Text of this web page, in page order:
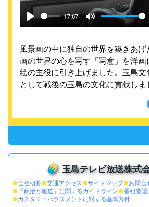
Play
17:07
Mute
風景画の中に独自の世界を築きあ
画の世界の心を写す「写意」を洋画
絵の主役に引き上げました。玉島
として戦後の玉島の文化に貢献しま
玉島テレビ放送株式
●会社概要●交通アクセス●サイトマップ●お問合
● 「政治と報道」に関するガイドライン●番組審議
●カスタマーハラスメントに対する基本方針